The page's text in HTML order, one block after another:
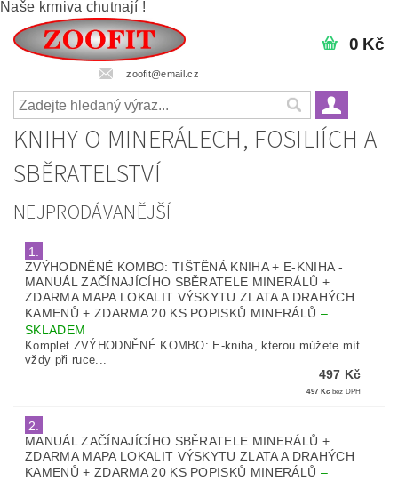
Naše krmiva chutnají !
zoofit@email.cz
0 Kč
KNIHY O MINERÁLECH, FOSILIÍCH A
SBĚRATELSTVÍ
NEJPRODÁVANĚJŠÍ
1.
ZVÝHODNĚNÉ KOMBO: TIŠTĚNÁ KNIHA + E-KNIHA -
MANUÁL ZAČÍNAJÍCÍHO SBĚRATELE MINERÁLŮ +
ZDARMA MAPA LOKALIT VÝSKYTU ZLATA A DRAHÝCH
KAMENŮ + ZDARMA 20 KS POPISKŮ MINERÁLŮ –
SKLADEM
Komplet ZVÝHODNĚNÉ KOMBO: E-kniha, kterou múžete mít
vždy při ruce...
497 Kč
497 Kč bez DPH
2.
MANUÁL ZAČÍNAJÍCÍHO SBĚRATELE MINERÁLŮ +
ZDARMA MAPA LOKALIT VÝSKYTU ZLATA A DRAHÝCH
KAMENŮ + ZDARMA 20 KS POPISKŮ MINERÁLŮ –